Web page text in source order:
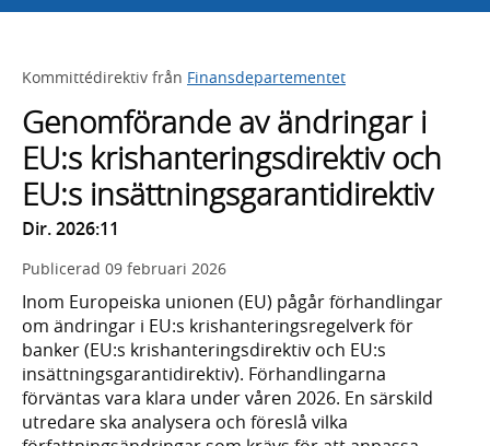
Kommittédirektiv från Finansdepartementet
Genomförande av ändringar i
EU:s krishanteringsdirektiv och
EU:s insättningsgarantidirektiv
Dir. 2026:11
Publicerad 09 februari 2026
Inom Europeiska unionen (EU) pågår förhandlingar
om ändringar i EU:s krishanteringsregelverk för
banker (EU:s krishanteringsdirektiv och EU:s
insättningsgarantidirektiv). Förhandlingarna
förväntas vara klara under våren 2026. En särskild
utredare ska analysera och föreslå vilka